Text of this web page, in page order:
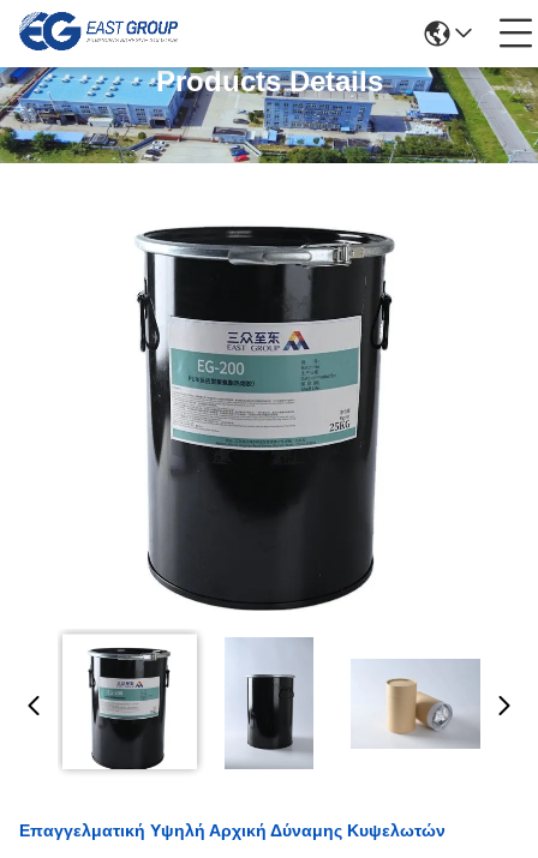
Products Details
Επαγγελματική Υψηλή Αρχική Δύναμης Κυψελωτών